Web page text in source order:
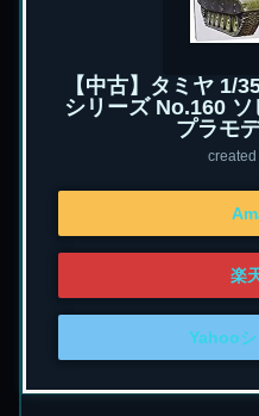
【中古】タミヤ 1/
シリーズ No.160
プラモ
created
楽
Yahooシ